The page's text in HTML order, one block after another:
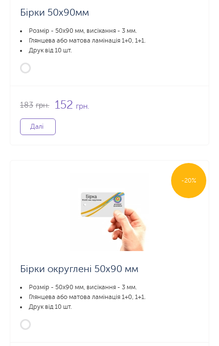
Бірки 50х90мм
Розмір - 50х90 мм, висікання - 3 мм.
Глянцева або матова ламінація 1+0, 1+1.
Друк від 10 шт.
183 грн. 152 грн.
Далі
-20%
Бірки округлені 50х90 мм
Розмір - 50х90 мм, висікання - 3 мм.
Глянцева або матова ламінація 1+0, 1+1.
Друк від 10 шт.